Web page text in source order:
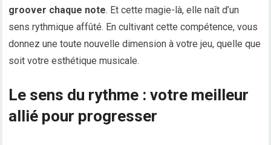
groover chaque note. Et cette magie-là, elle naît d’un
sens rythmique affûté. En cultivant cette compétence, vous
donnez une toute nouvelle dimension à votre jeu, quelle que
soit votre esthétique musicale.
Le sens du rythme : votre meilleur
allié pour progresser